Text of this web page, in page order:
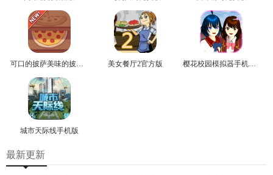
美女餐厅2官方版 樱花校园模拟器手机正版
城市天际线手机版
最新更新